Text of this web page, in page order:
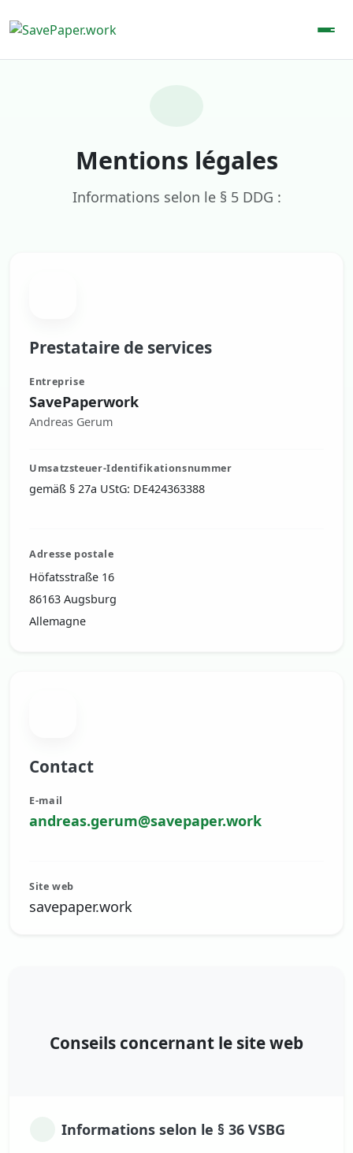
Mentions légales
Informations selon le § 5 DDG :
Prestataire de services
Entreprise
SavePaperwork
Andreas Gerum
Umsatzsteuer-Identifikationsnummer
gemäß § 27a UStG: DE424363388
Adresse postale
Höfatsstraße 16
86163 Augsburg
Allemagne
Contact
E-mail
Site web
savepaper.work
Conseils concernant le site web
Informations selon le § 36 VSBG